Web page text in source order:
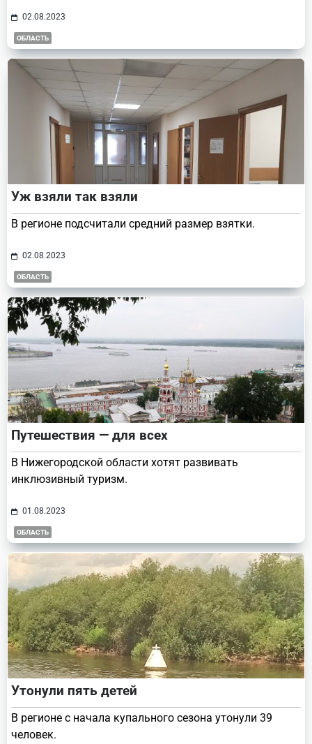
02.08.2023
ОБЛАСТЬ
Уж взяли так взяли
В регионе подсчитали средний размер взятки.
02.08.2023
ОБЛАСТЬ
Путешествия — для всех
В Нижегородской области хотят развивать
инклюзивный туризм.
01.08.2023
ОБЛАСТЬ
Утонули пять детей
В регионе с начала купального сезона утонули 39
человек.